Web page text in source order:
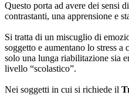
Questo porta ad avere dei sensi
contrastanti, una apprensione e
Si tratta di un miscuglio di
soggetto e aumentano lo stress
solo una lunga riabilitazione sia
livello “scolastico”.
Nei soggetti in cui si richiede il